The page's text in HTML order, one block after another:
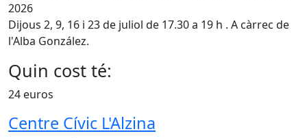
2026
Dijous 2, 9, 16 i 23 de juliol de 17.30 a 19 h . A càrrec de
l'Alba González.
Quin cost té:
24 euros
Centre Cívic L'Alzina